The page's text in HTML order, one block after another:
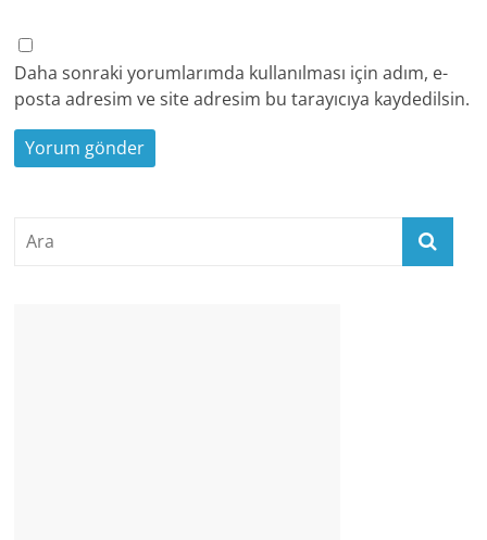
Daha sonraki yorumlarımda kullanılması için adım, e-
posta adresim ve site adresim bu tarayıcıya kaydedilsin.